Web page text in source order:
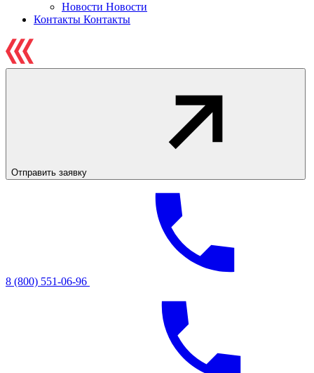
Новости Новости
Контакты Контакты
Отправить заявку
8 (800) 551-06-96